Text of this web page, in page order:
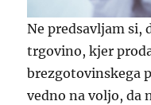
Ne predsavljam si,
trgovino, kjer
brezgotovinskega
vedno na voljo, da